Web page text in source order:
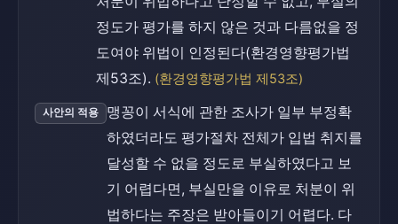
정도가 평가를 하지 않은 것과 다름없을 정
도여야 위법이 인정된다(환경영향평가법
제53조). (환경영향평가법 제53조)
사안의 적용
맹꽁이 서식에 관한 조사가 일부 부정확
하였더라도 평가절차 전체가 입법 취지를
달성할 수 없을 정도로 부실하였다고 보
기 어렵다면, 부실만을 이유로 처분이 위
법하다는 주장은 받아들이기 어렵다. 다